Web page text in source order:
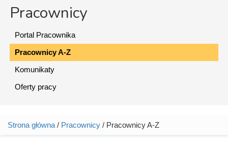
Pracownicy
Portal Pracownika
Pracownicy A-Z
Komunikaty
Oferty pracy
Jesteś tutaj
Strona główna / Pracownicy / Pracownicy A-Z